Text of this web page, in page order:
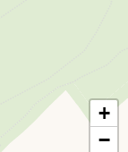
+
−